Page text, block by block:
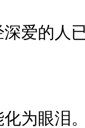
爱的人
为眼泪